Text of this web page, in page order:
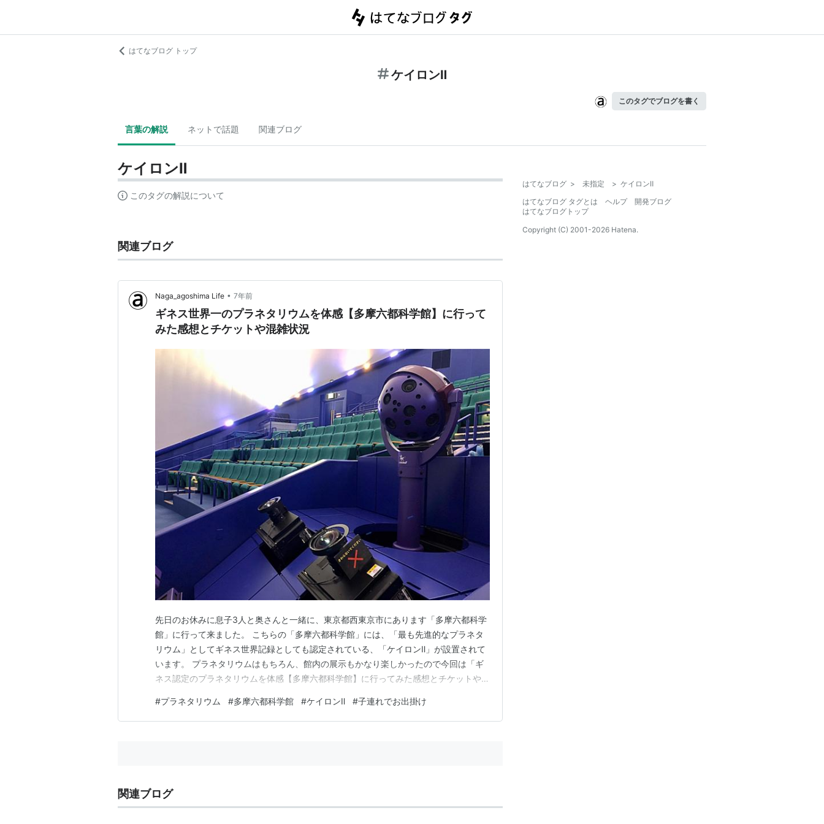
はてなブログ トップ
ケイロンⅡ
このタグでブログを書く
言葉の解説 ネットで話題 関連ブログ
ケイロンⅡ
このタグの解説について
関連ブログ
Naga_agoshima Life • 7年前
ギネス世界一のプラネタリウムを体感【多摩六都科学館】に行って
みた感想とチケットや混雑状況
先日のお休みに息子3人と奥さんと一緒に、東京都西東京市にあります「多摩六都科学
館」に行って来ました。 こちらの「多摩六都科学館」には、「最も先進的なプラネタ
リウム」としてギネス世界記録としても認定されている、「ケイロンⅡ」が設置されて
います。 プラネタリウムはもちろん、館内の展示もかなり楽しかったので今回は「ギ
ネス認定のプラネタリウムを体感【多摩六都科学館】に行ってみた感想とチケットや混
多摩六都科学館の駐車場 「多摩六都科学館」の開館時間やチケット料金 利用料金 実際
に「多摩六都科学館」に行ってみた感想 「多摩六…
#プラネタリウム #多摩六都科学館 #ケイロンⅡ #子連れでお出掛け
関連ブログ
はてなブログ > 未指定 > ケイロンⅡ
はてなブログ タグとは
ヘルプ
開発ブログ
はてなブログトップ
Copyright (C) 2001-2026 Hatena.